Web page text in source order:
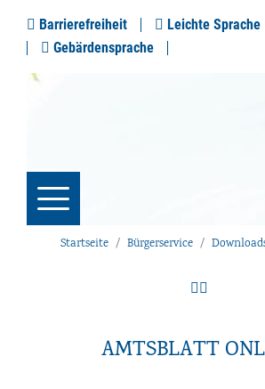
Barrierefreiheit
Leichte Sprache
Gebärdensprache
Startseite Bürgerservice
AMTSBLATT